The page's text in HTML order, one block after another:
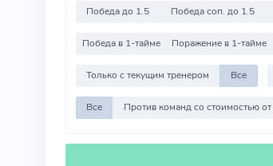
Победа до 1.5 Победа соп. до 1.5
Победа в 1-тайме Поражение в 1-тайме
Только с текущим тренером Все
Все Против команд со стоимостью от